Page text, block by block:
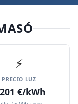
⚡
PRECIO LUZ
€/kWh